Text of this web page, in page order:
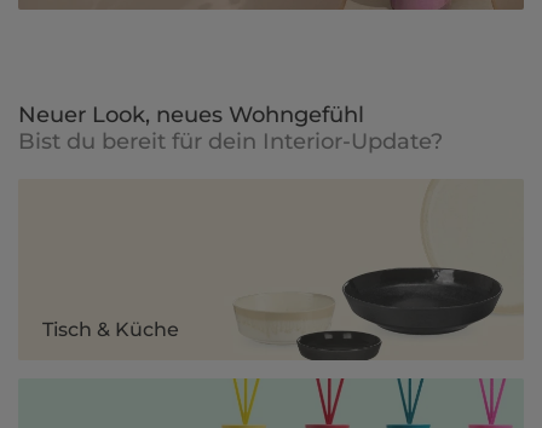
Neuer Look, neues Wohngefühl
Bist du bereit für dein Interior-Update?
Tisch & Küche